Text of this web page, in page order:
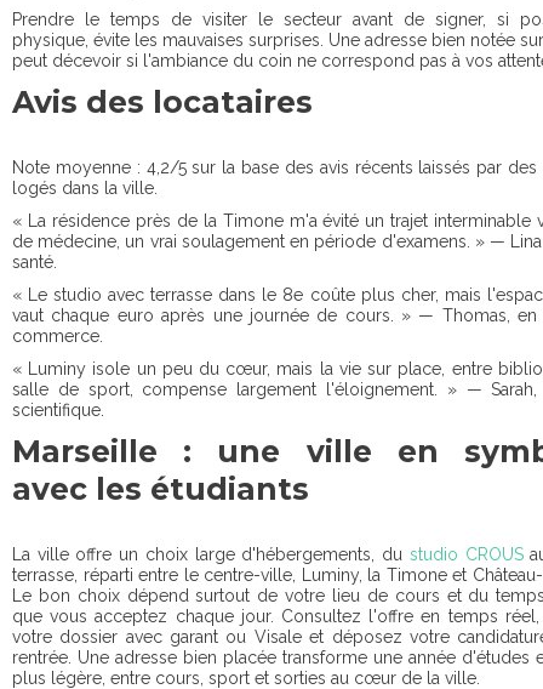
Prendre le temps de visiter le secteur avant de signer, si
physique, évite les mauvaises surprises. Une adresse bien notée
peut décevoir si l'ambiance du coin ne correspond pas à vos
Avis des locataires
Note moyenne : 4,2/5 sur la base des avis récents laissés par des
logés dans la ville.
« La résidence près de la Timone m'a évité un trajet interminable
de médecine, un vrai soulagement en période d'examens. » —
santé.
« Le studio avec terrasse dans le 8e coûte plus cher, mais
vaut chaque euro après une journée de cours. » — Thomas,
commerce.
« Luminy isole un peu du cœur, mais la vie sur place, entre
salle de sport, compense largement l'éloignement. » —
scientifique.
Marseille : une ville en
avec les étudiants
La ville offre un choix large d'hébergements, du studio CROUS
terrasse, réparti entre le centre-ville, Luminy, la Timone et
Le bon choix dépend surtout de votre lieu de cours et du
que vous acceptez chaque jour. Consultez l'offre en temps
votre dossier avec garant ou Visale et déposez votre
rentrée. Une adresse bien placée transforme une année d'études
plus légère, entre cours, sport et sorties au cœur de la ville.